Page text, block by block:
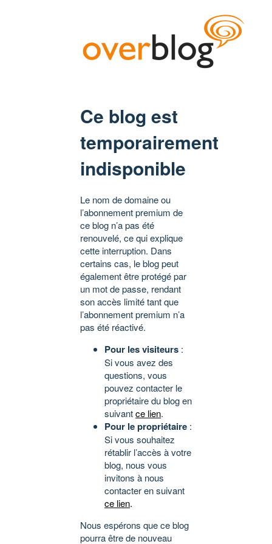
Ce blog est
temporairement
indisponible
Le nom de domaine ou
l’abonnement premium de
ce blog n’a pas été
renouvelé, ce qui explique
cette interruption. Dans
certains cas, le blog peut
également être protégé par
un mot de passe, rendant
son accès limité tant que
l’abonnement premium n’a
pas été réactivé.
Pour les visiteurs :
Si vous avez des
questions, vous
pouvez contacter le
propriétaire du blog en
suivantce lien.
Pour le propriétaire :
Si vous souhaitez
rétablir l’accès à votre
blog, nous vous
invitons à nous
contacter en suivant
ce lien.
Nous espérons que ce blog
pourra être de nouveau